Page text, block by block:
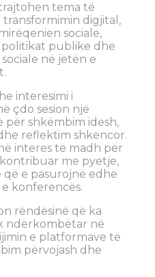
tema të
digjital,
sociale,
publike dhe
në jetën e
interesimi i
çdo sesion një
për shkëmbim idesh,
reflektim shkencor.
interes të madh për
me pyetje,
e pasurojnë edhe
konferencës.
rëndësinë që ka
ndërkombëtar në
e platformave të
përvojash dhe